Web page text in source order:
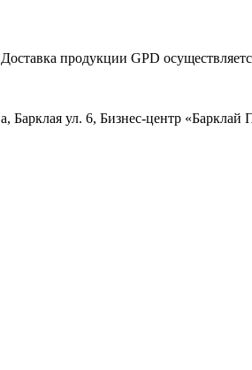
Доставка продукции GPD
ул. 6, Бизнес-центр «Барклай